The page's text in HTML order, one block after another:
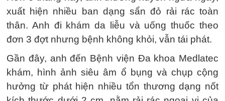
xuất hiện nhiều ban dạng sẩn đỏ rải rác toàn
thân. Anh đi khám da liễu và uống thuốc theo
đơn 3 đợt nhưng bệnh không khỏi, vẫn tái phát.
Gần đây, anh đến Bệnh viện Đa khoa Medlatec
khám, hình ảnh siêu âm ổ bụng và chụp cộng
hưởng từ phát hiện nhiều tổn thương dạng nốt